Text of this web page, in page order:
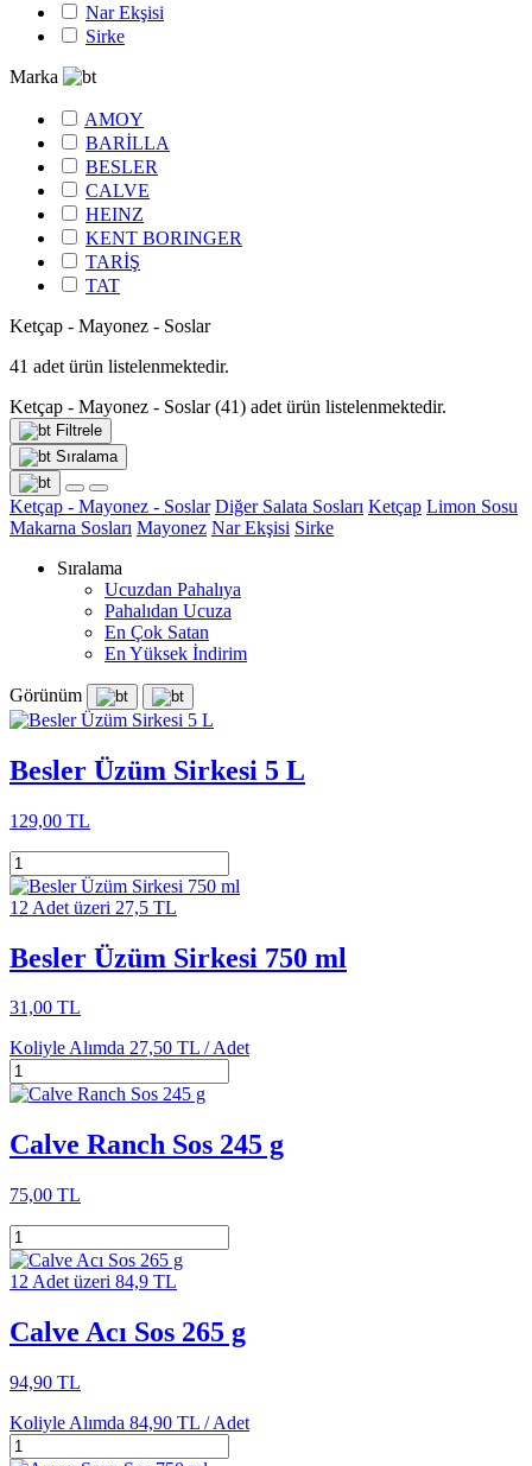
Nar Ekşisi
Sirke
Marka
AMOY
BARİLLA
BESLER
CALVE
HEINZ
KENT BORINGER
TARİŞ
TAT
Ketçap - Mayonez - Soslar
41 adet ürün listelenmektedir.
Ketçap - Mayonez - Soslar (41) adet ürün listelenmektedir.
Filtrele
Sıralama
Ketçap - Mayonez - Soslar Diğer Salata Sosları Ketçap Limon Sosu
Makarna Sosları Mayonez Nar Ekşisi Sirke
Sıralama
Ucuzdan Pahalıya
Pahalıdan Ucuza
En Çok Satan
En Yüksek İndirim
Görünüm
Besler Üzüm Sirkesi 5 L
129,00 TL
12 Adet üzeri 27,5 TL
Besler Üzüm Sirkesi 750 ml
31,00 TL
Koliyle Alımda 27,50 TL /Adet
Calve Ranch Sos 245 g
75,00 TL
12 Adet üzeri 84,9 TL
Calve Acı Sos 265 g
94,90 TL
Koliyle Alımda 84,90 TL /Adet